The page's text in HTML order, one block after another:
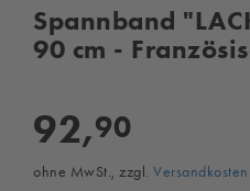
Spannband
90 cm -
92,90
ohne MwSt., zzgl. Versandkosten